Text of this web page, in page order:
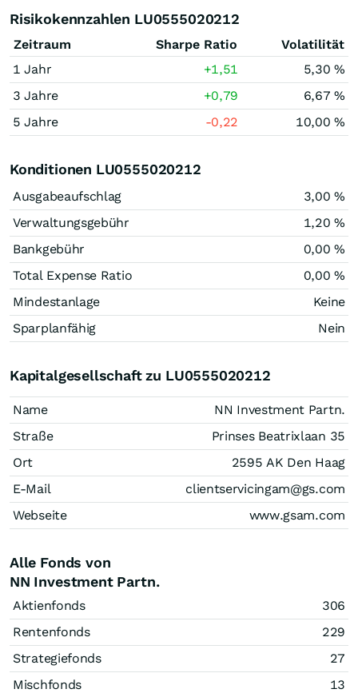
Risikokennzahlen LU0555020212
Zeitraum Sharpe Ratio
Volatilität
1 Jahr
+1,51
5,30 %
3 Jahre
+0,79
6,67 %
5 Jahre
-0,22 10,00 %
Konditionen LU0555020212
Ausgabeaufschlag
3,00 %
Verwaltungsgebühr
1,20 %
Bankgebühr
0,00 %
Total Expense Ratio
0,00 %
Mindestanlage
Keine
Sparplanfähig
Nein
Kapitalgesellschaft zu LU0555020212
Name
NN Investment Partn.
Straße
Prinses Beatrixlaan 35
Ort
2595 AK Den Haag
E-Mail
clientservicingam@gs.com
Webseite
www.gsam.com
Alle Fonds von
NN Investment Partn.
Aktienfonds
306
Rentenfonds
229
Strategiefonds
27
Mischfonds
13